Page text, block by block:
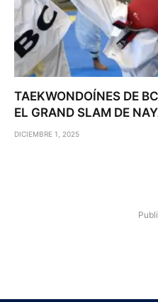
TAEKWONDOÍNES DE
EL GRAND SLAM DE
DICIEMBRE 1, 2025